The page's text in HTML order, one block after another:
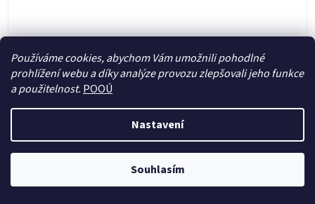
Používáme cookies, abychom Vám umožnili pohodlné
prohlížení webu a díky analýze provozu zlepšovali jeho funkce
a použitelnost. POOÚ
Nastavení
Souhlasím
Svrchní kalhotky (S), bez křidélek - Svlačec s růží PAT